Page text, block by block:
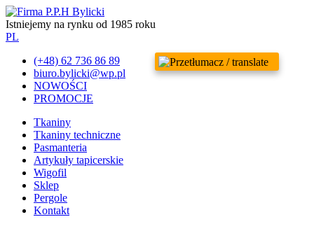
Istniejemy na rynku od 1985 roku
PL
(+48) 62 736 86 89
biuro.bylicki@wp.pl
NOWOŚCI
PROMOCJE
Tkaniny
Tkaniny techniczne
Pasmanteria
Artykuły tapicerskie
Wigofil
Sklep
Pergole
Kontakt